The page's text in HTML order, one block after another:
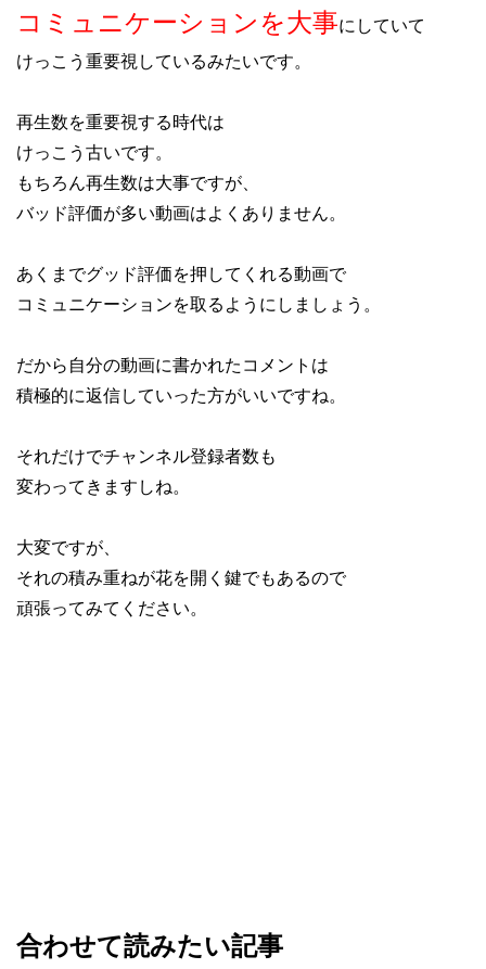
コミュニケーションを大事にしていて
けっこう重要視しているみたいです。
再生数を重要視する時代は
けっこう古いです。
もちろん再生数は大事ですが、
バッド評価が多い動画はよくありません。
あくまでグッド評価を押してくれる動画で
コミュニケーションを取るようにしましょう。
だから自分の動画に書かれたコメントは
積極的に返信していった方がいいですね。
それだけでチャンネル登録者数も
変わってきますしね。
大変ですが、
それの積み重ねが花を開く鍵でもあるので
頑張ってみてください。
合わせて読みたい記事